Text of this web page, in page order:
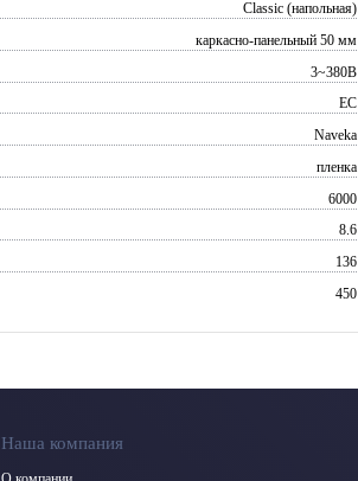
Classic (напольная)
каркасно-панельный 50 мм
3~380В
EC
Naveka
пленка
6000
8.6
136
450
Наша компания